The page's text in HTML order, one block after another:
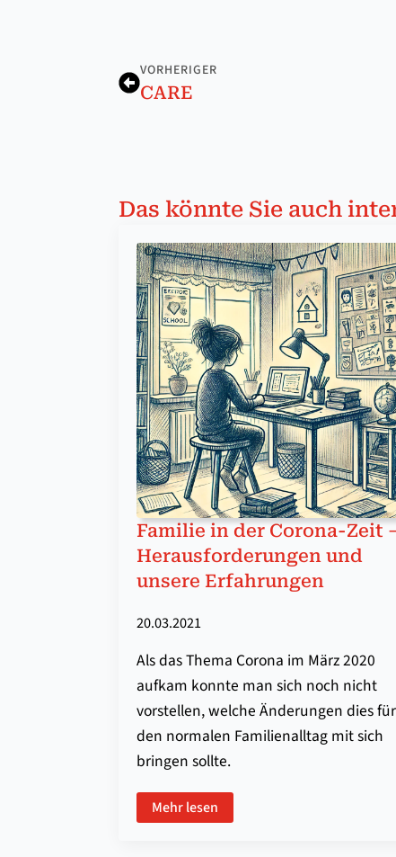
VORHERIGER
CARE
Das könnte Sie auch
Familie in der Corona-Zeit
Herausforderungen und
unsere Erfahrungen
20.03.2021
Als das Thema Corona im März 2020
aufkam konnte man sich noch nicht
vorstellen, welche Änderungen dies für
den normalen Familienalltag mit sich
bringen sollte.
Mehr lesen